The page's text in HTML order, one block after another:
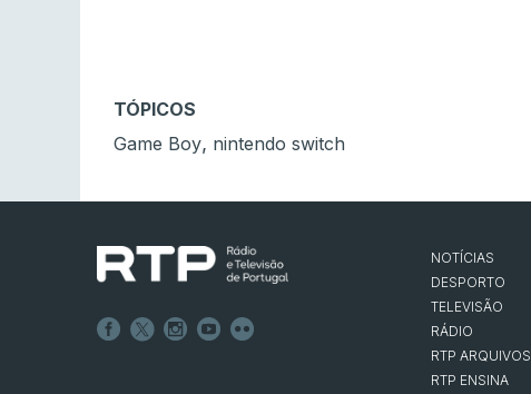
TÓPICOS
Game Boy, nintendo switch
NOTÍCIAS
DESPORTO
TELEVISÃO
RÁDIO
RTP ARQUIVOS
RTP ENSINA